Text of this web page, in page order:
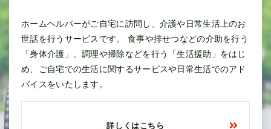
ホームヘルパーがご自宅に訪問し、介護や日常生活上のお
世話を行うサービスです。 食事や排せつなどの介助を行う
「身体介護」、調理や掃除などを行う「生活援助」をはじ
め、ご自宅での生活に関するサービスや日常生活でのアド
バイスをいたします。
詳しくはこちら